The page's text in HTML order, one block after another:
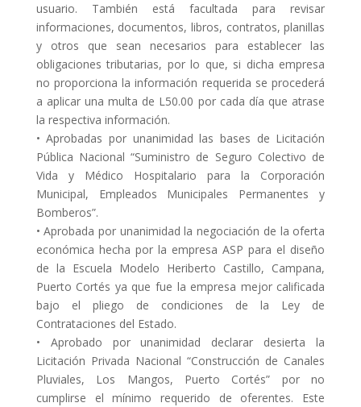
usuario. También está facultada para revisar
informaciones, documentos, libros, contratos, planillas
y otros que sean necesarios para establecer las
obligaciones tributarias, por lo que, si dicha empresa
no proporciona la información requerida se procederá
a aplicar una multa de L50.00 por cada día que atrase
la respectiva información.
• Aprobadas por unanimidad las bases de Licitación
Pública Nacional “Suministro de Seguro Colectivo de
Vida y Médico Hospitalario para la Corporación
Municipal, Empleados Municipales Permanentes y
Bomberos”.
• Aprobada por unanimidad la negociación de la oferta
económica hecha por la empresa ASP para el diseño
de la Escuela Modelo Heriberto Castillo, Campana,
Puerto Cortés ya que fue la empresa mejor calificada
bajo el pliego de condiciones de la Ley de
Contrataciones del Estado.
• Aprobado por unanimidad declarar desierta la
Licitación Privada Nacional “Construcción de Canales
Pluviales, Los Mangos, Puerto Cortés” por no
cumplirse el mínimo requerido de oferentes. Este